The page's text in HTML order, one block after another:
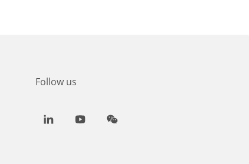
Follow us
LinkedInYoutubeWeChat